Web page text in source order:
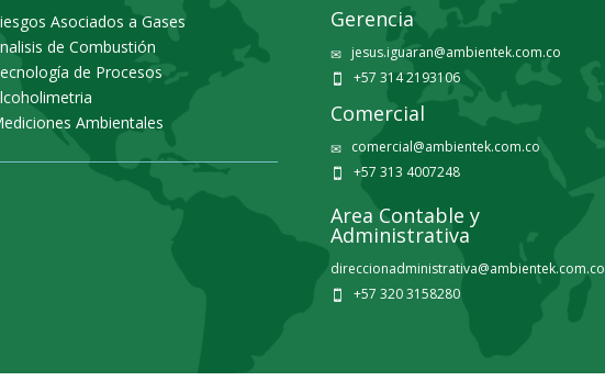
Asociados a Gases
de Combustión
de Procesos
Ambientales
Gerencia
✉ jesus.iguaran@ambientek.com.co
 +57 314 2193106
Comercial
✉ comercial@ambientek.com.co
 +57 313 4007248
Area Contable y
Administrativa
direccionadministrativa@ambientek.com.co
 +57 320 3158280